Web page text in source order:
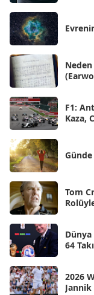
Ağu 2025
Tem 2025
Haz 2025
May 2025 [54]
Nis 2025 [56]
Mar 2025
Şub 2025
Oca 2025
Ara 2024 [25]
Kas 2024
Eki 2024 [46]
Eyl 2024
Ağu 2024 [10]
Neden
F1:
Kaza,
Tom
Dünya
64
2026
Jannik